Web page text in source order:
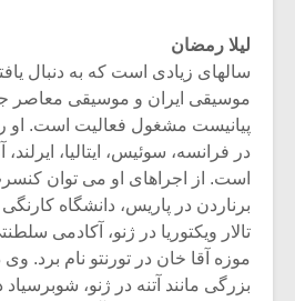
لیلا رمضان
سالهای زیادی است که به دنبال
موسیقی ایران و موسیقی معاصر
پیانیست مشغول فعالیت است. او
در فرانسه، سوئیس، ایتالیا، ایرلند،
است. از اجراهای او می توان
برناردن در پاریس، دانشگاه
تالار ویکتوریا در ژنو، آکادمی
موزه آقا خان در تورنتو نام برد.
بزرگی مانند آتنه در ژنو،